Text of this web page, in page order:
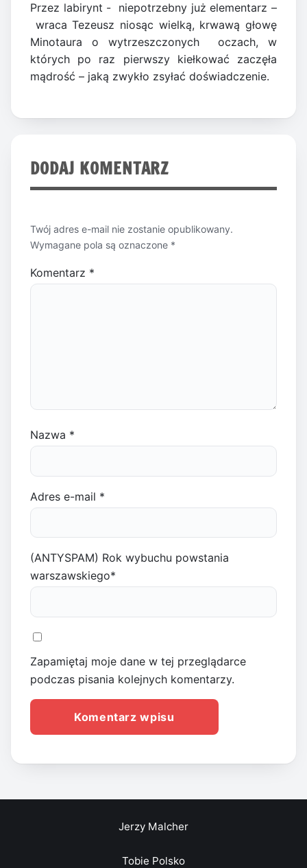
Przez labirynt - niepotrzebny już elementarz –
 wraca Tezeusz niosąc wielką, krwawą głowę
Minotaura o wytrzeszczonych oczach, w
których po raz pierwszy kiełkować zaczęła
mądrość – jaką zwykło zsyłać doświadczenie.
DODAJ KOMENTARZ
Twój adres e-mail nie zostanie opublikowany.
Wymagane pola są oznaczone *
Komentarz *
Nazwa *
Adres e-mail *
(ANTYSPAM) Rok wybuchu powstania
warszawskiego*
Zapamiętaj moje dane w tej przeglądarce
podczas pisania kolejnych komentarzy.
Jerzy Malcher
Tobie Polsko